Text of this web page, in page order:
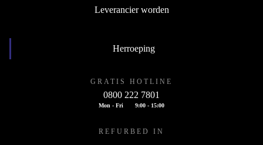
Leverancier worden
Herroeping
GRATIS HOTLINE
0800 222 7801
Mon - Fri 9:00 - 15:00
REFURBED IN